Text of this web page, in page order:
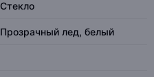
Стекло
Прозрачный лед, белый